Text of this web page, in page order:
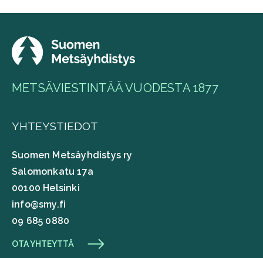
METSÄVIESTINTÄÄ VUODESTA 1877
YHTEYSTIEDOT
Suomen Metsäyhdistys ry
Salomonkatu 17a
00100 Helsinki
info@smy.fi
09 685 0880
OTA YHTEYTTÄ